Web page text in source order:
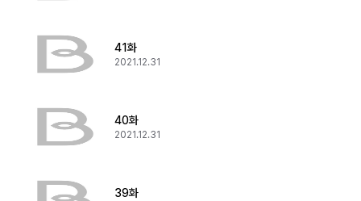
41화
2021.12.31
40화
2021.12.31
39화